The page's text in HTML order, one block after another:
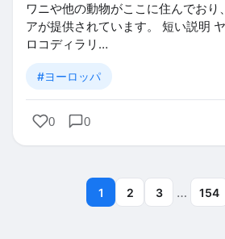
ワニや他の動物がここに住んでおり
アが提供されています。 短い説明
ロコディラリ…
#ヨーロッパ
0 0
1 2 3 … 154